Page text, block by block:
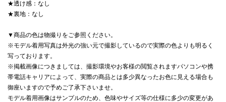
★透け感：なし
★裏地：なし
▼商品の色は物撮りをご参照ください。
※モデル着用写真は外光の強い元で撮影しているので実際の色よりも明るく
写っております。
※掲載画像につきましては、撮影環境やお客様の閲覧されますパソコンや携
帯電話キャリアによって、実際の商品とは多少異なったお色に見える場合も
御座いますので予めご了承下さいませ。
モデル着用画像はサンプルのため、色味やサイズ等の仕様に多少の変更があ